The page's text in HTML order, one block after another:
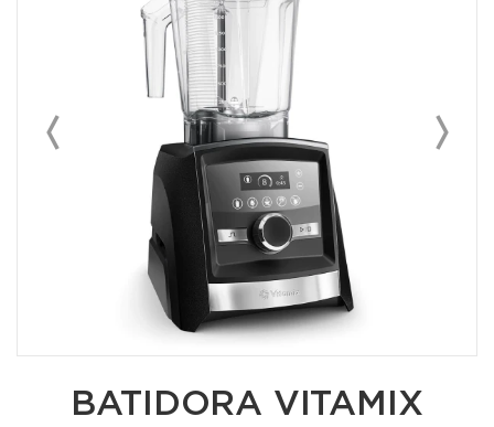
BATIDORA VITAMIX